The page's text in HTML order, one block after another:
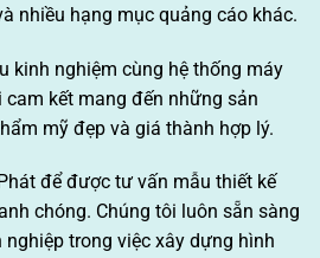
nhiều hạng mục quảng cáo khác.
kinh nghiệm cùng hệ thống máy
kết mang đến những sản
mỹ đẹp và giá thành hợp lý.
để được tư vấn mẫu thiết kế
chóng. Chúng tôi luôn sẵn sàng
trong việc xây dựng hình